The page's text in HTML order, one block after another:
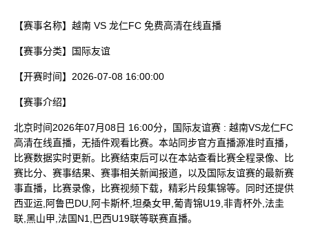
【赛事名称】 越南 VS 龙仁FC 免费高清在线直播
【赛事分类】 国际友谊
【开赛时间】 2026-07-08 16:00:00
【赛事介绍】
北京时间2026年07月08日 16:00分，国际友谊赛 : 越南VS龙仁FC
高清在线直播，无插件观看比赛。本站同步官方直播源准时直播，
比赛数据实时更新。比赛结束后可以在本站查看比赛全程录像、比
赛比分、赛事结果、赛事相关新闻报道，以及国际友谊赛的最新赛
事直播，比赛录像，比赛视频下载，精彩片段集锦等。同时还提供
西亚运,阿鲁巴DU,阿卡斯杯,坦桑女甲,葡青锦U19,非青杯外,法圭
联,黑山甲,法国N1,巴西U19联等联赛直播。